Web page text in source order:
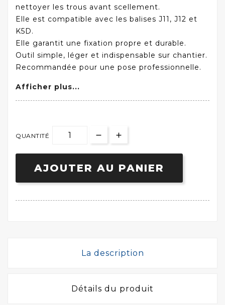
nettoyer les trous avant scellement.
Elle est compatible avec les balises J11, J12 et
K5D.
Elle garantit une fixation propre et durable.
Outil simple, léger et indispensable sur chantier.
Recommandée pour une pose professionnelle.
Afficher plus...
QUANTITÉ
AJOUTER AU PANIER
La description
Détails du produit